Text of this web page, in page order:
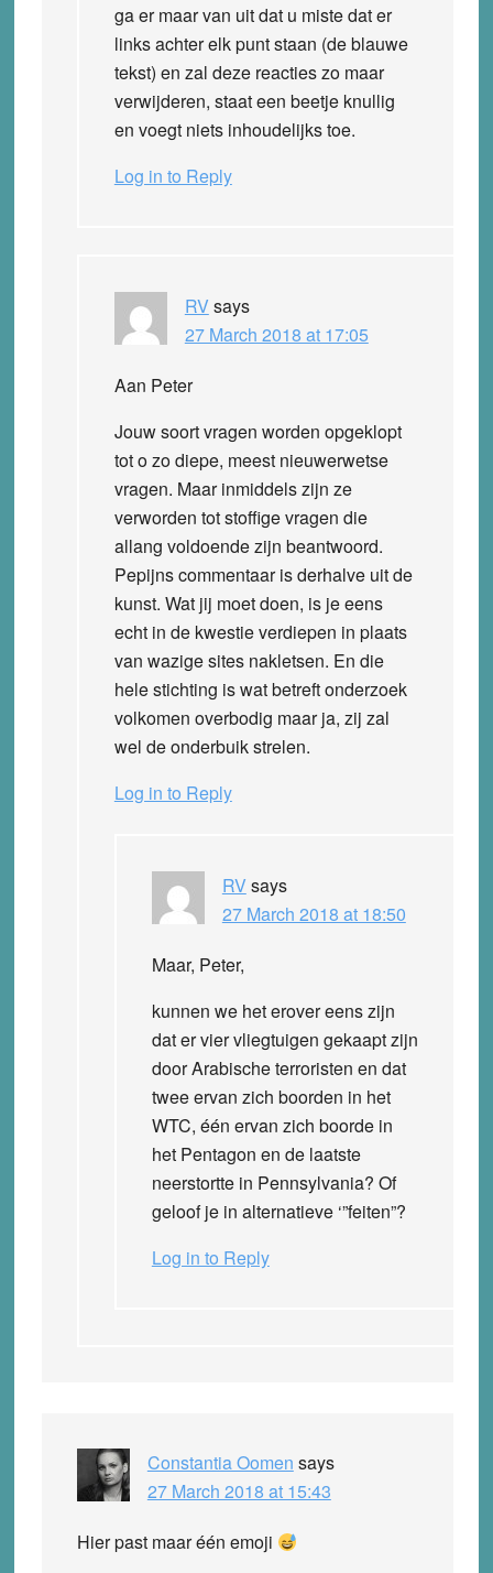
ga er maar van uit dat u miste dat er
links achter elk punt staan (de blauwe
tekst) en zal deze reacties zo maar
verwijderen, staat een beetje knullig
en voegt niets inhoudelijks toe.
Log in to Reply
RV says
27 March 2018 at 17:05
Aan Peter
Jouw soort vragen worden opgeklopt
tot o zo diepe, meest nieuwerwetse
vragen. Maar inmiddels zijn ze
verworden tot stoffige vragen die
allang voldoende zijn beantwoord.
Pepijns commentaar is derhalve uit de
kunst. Wat jij moet doen, is je eens
echt in de kwestie verdiepen in plaats
van wazige sites nakletsen. En die
hele stichting is wat betreft onderzoek
volkomen overbodig maar ja, zij zal
wel de onderbuik strelen.
Log in to Reply
RV says
27 March 2018 at 18:50
Maar, Peter,
kunnen we het erover eens zijn
dat er vier vliegtuigen gekaapt zijn
door Arabische terroristen en dat
twee ervan zich boorden in het
WTC, één ervan zich boorde in
het Pentagon en de laatste
neerstortte in Pennsylvania? Of
geloof je in alternatieve ‘”feiten”?
Log in to Reply
Constantia Oomen says
27 March 2018 at 15:43
Hier past maar één emoji